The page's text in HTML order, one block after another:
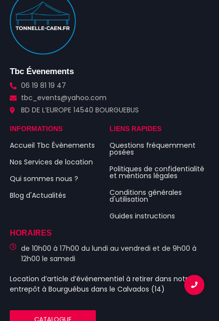
Tbc Évenements
06 19 81 19 47
tbc_events@yahoo.com
BD DE L’EUROPE 14540 BOURGUEBUS
INFORMATIONS
Accueil Tbc Évènements
Nos Services de location
Qui sommes nous ?
Blog d'Actualités
LIENS RAPIDES
Questions fréquemment
posées
Politiques de confidentialité
et mentions légales
Conditions générales
d'utilisation
Guides instructions
HORAIRES
de 10h00 à 17h00 du lundi au vendredi et de 9h00 à
12h00 le samedi
Location d’article d’événementiel à retirer dans notre
entrepôt à Bourguébus dans le Calvados (14)